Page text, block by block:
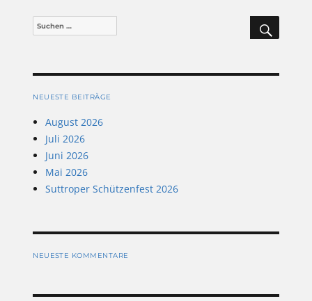
Suchen
SUCHEN
NEUESTE BEITRÄGE
August 2026
Juli 2026
Juni 2026
Mai 2026
Suttroper Schützenfest 2026
NEUESTE KOMMENTARE